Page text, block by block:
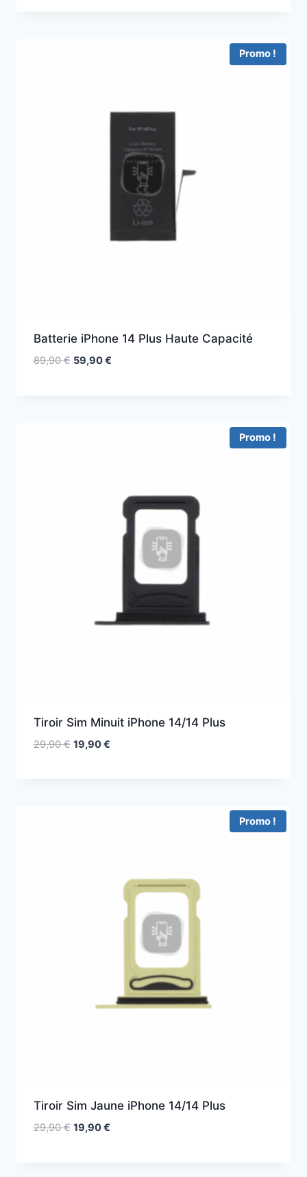
Promo !
Batterie iPhone 14 Plus Haute Capacité
89,90€ 59,90€
Promo !
Tiroir Sim Minuit iPhone 14/14 Plus
29,90€ 19,90€
Promo !
Tiroir Sim Jaune iPhone 14/14 Plus
29,90€ 19,90€